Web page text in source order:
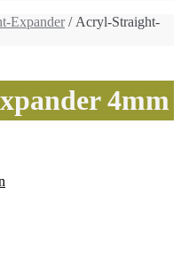
Expander/ Acryl-Straight-
4mm